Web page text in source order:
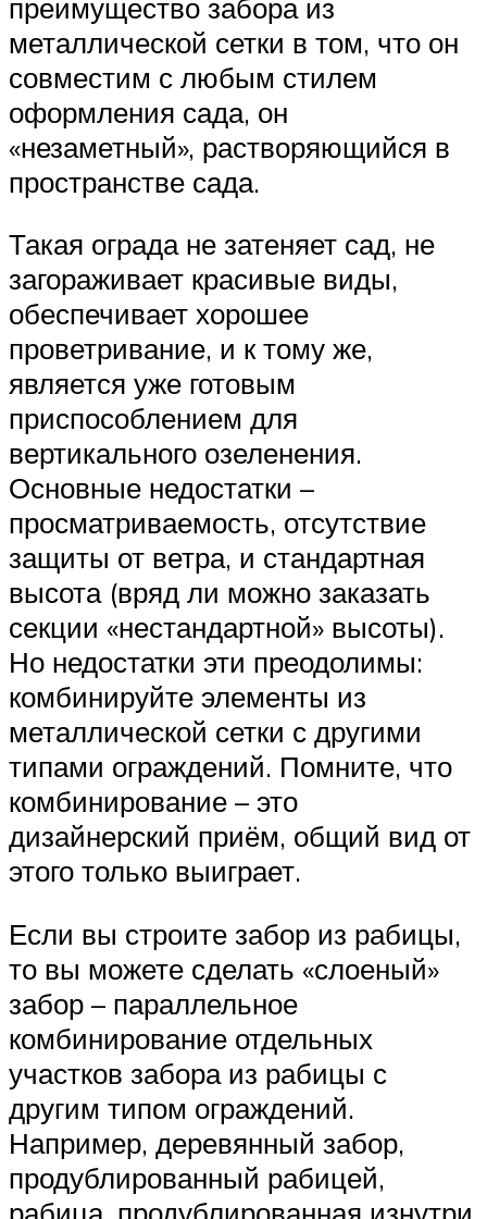
преимущество забора из
металлической сетки в том, что он
совместим с любым стилем
оформления сада, он
«незаметный», растворяющийся в
пространстве сада.
Такая ограда не затеняет сад, не
загораживает красивые виды,
обеспечивает хорошее
проветривание, и к тому же,
является уже готовым
приспособлением для
вертикального озеленения.
Основные недостатки –
просматриваемость, отсутствие
защиты от ветра, и стандартная
высота (вряд ли можно заказать
секции «нестандартной» высоты).
Но недостатки эти преодолимы:
комбинируйте элементы из
металлической сетки с другими
типами ограждений. Помните, что
комбинирование – это
дизайнерский приём, общий вид от
этого только выиграет.
Если вы строите забор из рабицы,
то вы можете сделать «слоеный»
забор – параллельное
комбинирование отдельных
участков забора из рабицы с
другим типом ограждений.
Например, деревянный забор,
продублированный рабицей,